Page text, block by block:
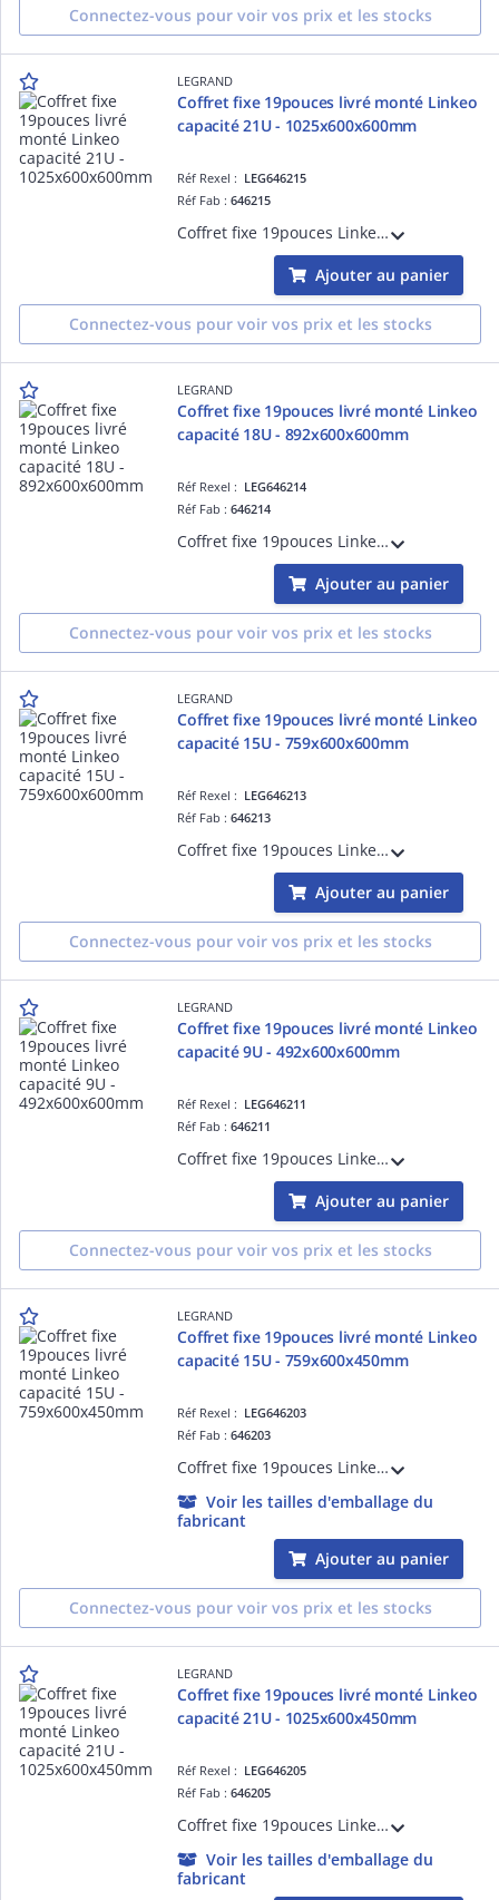
Connectez-vous pour voir vos prix et les stocks
LEGRAND
Coffret fixe 19pouces livré monté Linkeo
capacité 21U - 1025x600x600mm
Réf Rexel : LEG646215
Réf Fab :646215
Coffret fixe 19pouces Linkeo capacité 21U livré monté 1035x600x600mm IP20 IK08 équipé de porte, 2 montants 19pouces, panneaux latéraux fixes gris anthracite RAL7016
Ajouter au panier
Connectez-vous pour voir vos prix et les stocks
LEGRAND
Coffret fixe 19pouces livré monté Linkeo
capacité 18U - 892x600x600mm
Réf Rexel : LEG646214
Réf Fab :646214
Coffret fixe 19pouces Linkeo capacité 18U livré monté 892x600x600mm IP20 IK08 équipé de porte, 2 montants 19pouces, panneaux latéraux fixes gris anthracite RAL7016
Ajouter au panier
Connectez-vous pour voir vos prix et les stocks
LEGRAND
Coffret fixe 19pouces livré monté Linkeo
capacité 15U - 759x600x600mm
Réf Rexel : LEG646213
Réf Fab :646213
Coffret fixe 19pouces Linkeo capacité 15U livré monté 758x600x600mm IP20 IK08 équipé de porte, 2 montants 19pouces, panneaux latéraux fixes gris anthracite RAL7016
Ajouter au panier
Connectez-vous pour voir vos prix et les stocks
LEGRAND
Coffret fixe 19pouces livré monté Linkeo
capacité 9U - 492x600x600mm
Réf Rexel : LEG646211
Réf Fab :646211
Coffret fixe 19pouces Linkeo capacité 9U livré monté 492x600x600mm IP20 IK08 équipé de porte, 2 montants 19pouces, panneaux latéraux fixes gris anthracite RAL7016
Ajouter au panier
Connectez-vous pour voir vos prix et les stocks
LEGRAND
Coffret fixe 19pouces livré monté Linkeo
capacité 15U - 759x600x450mm
Réf Rexel : LEG646203
Réf Fab :646203
Coffret fixe 19pouces Linkeo capacité 15U livré monté 758x600x450mm IP20 IK08 équipé de porte, 2 montants 19pouces, panneaux latéraux fixes gris anthracite RAL7016
Voir les tailles d'emballage du
fabricant
Ajouter au panier
Connectez-vous pour voir vos prix et les stocks
LEGRAND
Coffret fixe 19pouces livré monté Linkeo
capacité 21U - 1025x600x450mm
Réf Rexel : LEG646205
Réf Fab :646205
Coffret fixe 19pouces Linkeo capacité 21U livré monté 1035x600x450mm IP20 IK08 équipé de porte, 2 montants 19pouces, panneaux latéraux fixes gris anthracite RAL7016
Voir les tailles d'emballage du
fabricant